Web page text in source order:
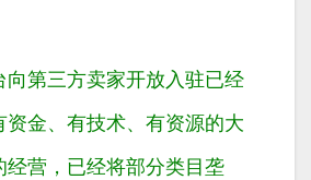
向第三方卖家开放入驻已经
资金、有技术、有资源的大
经营，已经将部分类目垄